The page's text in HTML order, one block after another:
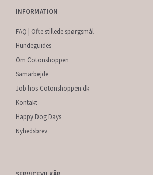
INFORMATION
FAQ | Ofte stillede spørgsmål
Hundeguides
Om Cotonshoppen
Samarbejde
Job hos Cotonshoppen.dk
Kontakt
Happy Dog Days
Nyhedsbrev